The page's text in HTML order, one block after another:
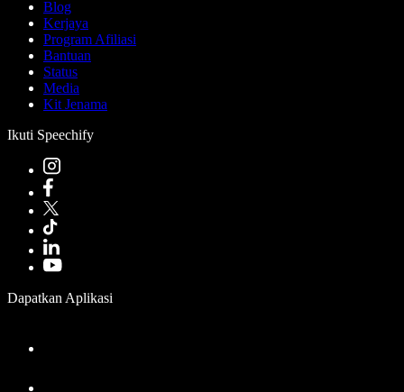
Blog
Kerjaya
Program Afiliasi
Bantuan
Status
Media
Kit Jenama
Ikuti Speechify
Dapatkan Aplikasi